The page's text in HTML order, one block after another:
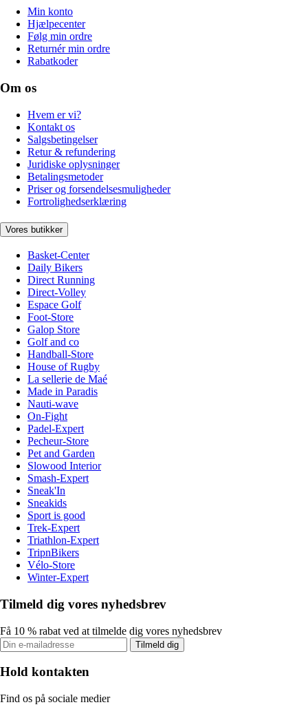
Min konto
Hjælpecenter
Følg min ordre
Returnér min ordre
Rabatkoder
Om os
Hvem er vi?
Kontakt os
Salgsbetingelser
Retur & refundering
Juridiske oplysninger
Betalingsmetoder
Priser og forsendelsesmuligheder
Fortrolighedserklæring
Vores butikker
Basket-Center
Daily Bikers
Direct Running
Direct-Volley
Espace Golf
Foot-Store
Galop Store
Golf and co
Handball-Store
House of Rugby
La sellerie de Maé
Made in Paradis
Nauti-wave
On-Fight
Padel-Expert
Pecheur-Store
Pet and Garden
Slowood Interior
Smash-Expert
Sneak'In
Sneakids
Sport is good
Trek-Expert
Triathlon-Expert
TripnBikers
Vélo-Store
Winter-Expert
Tilmeld dig vores nyhedsbrev
Få 10 % rabat ved at tilmelde dig vores nyhedsbrev
Tilmeld dig
Hold kontakten
Find os på sociale medier